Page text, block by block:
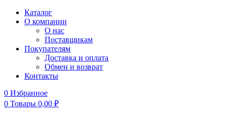
Каталог
О компании
О нас
Поставщикам
Покупателям
Доставка и оплата
Обмен и возврат
Контакты
0 Избранное
0 Товары 0,00 ₽